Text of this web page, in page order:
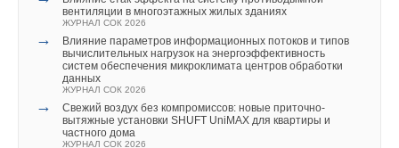
вентиляции в многоэтажных жилых зданиях
ЖУРНАЛ СОК 2026
→
Влияние параметров информационных потоков и типов
вычислительных нагрузок на энергоэффективность
систем обеспечения микроклимата центров обработки
данных
ЖУРНАЛ СОК 2026
→
Свежий воздух без компромиссов: новые приточно-
вытяжные установки SHUFT UniMAX для квартиры и
частного дома
ЖУРНАЛ СОК 2026
сценарий, при котором пожар начинается на втором этаже
здания (а HVAC-система обслуживает этажи с первого по
четвертый). Дым, соответственно, распространяется на
остальные этажи. Если площади не оборудованы датчиками
дыма, то единственным средством обнаружения пожара
будут датчики, установленные в вентиляционных каналах
вытяжной вентиляции каждого этажа.